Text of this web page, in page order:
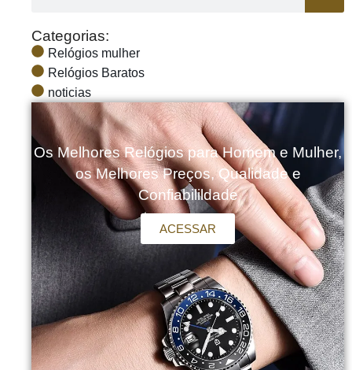
Categorias:
Relógios mulher
Relógios Baratos
noticias
Os Melhores Relógios para Homem e Mulher,
os Melhores Preços, Qualidade e
Confiabilildade
ACESSAR